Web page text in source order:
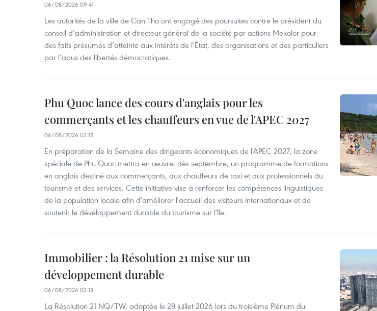
06/08/2026 09:41
Les autorités de la ville de Can Tho ont engagé des poursuites contre le président du
conseil d’administration et directeur général de la société par actions Mekolor pour
des faits présumés d’atteinte aux intérêts de l’État, des organisations et des particuliers
par l’abus des libertés démocratiques.
Phu Quoc lance des cours d'anglais pour les
commerçants et les chauffeurs en vue de l'APEC 2027
06/08/2026 02:15
En préparation de la Semaine des dirigeants économiques de l'APEC 2027, la zone
spéciale de Phu Quoc mettra en œuvre, dès septembre, un programme de formations
en anglais destiné aux commerçants, aux chauffeurs de taxi et aux professionnels du
tourisme et des services. Cette initiative vise à renforcer les compétences linguistiques
de la population locale afin d'améliorer l'accueil des visiteurs internationaux et de
soutenir le développement durable du tourisme sur l'île.
Immobilier : la Résolution 21 mise sur un
développement durable
06/08/2026 02:13
La Résolution 21-NQ/TW, adoptée le 28 juillet 2026 lors du troisième Plénum du